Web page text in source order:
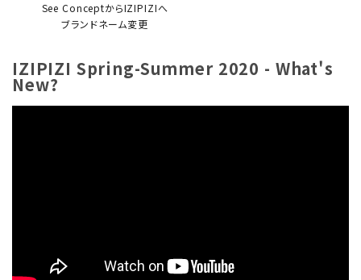
See ConceptからIZIPIZIへ
ブランドネーム変更
IZIPIZI Spring-Summer 2020 - What's
New?